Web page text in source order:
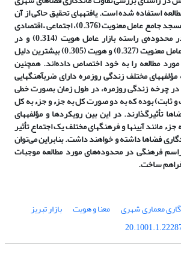
استفاده شده است. یافته­های تحقیق حاکی از آن
عامل معنویت (0.376)، اجتماعی –اقتصادی
و کارکردی (0.352)، در محدوده‌ی راسته بازار عامل هویت (0.314) و در
محدوده‌ی صاحب‌الامر عامل معنویت (0.327) و هویت (0.305) بیشترین دلیل
مطالعه را به خود اختصاص داده‌اند. همچنین
مختلف زندگی روزمره دارای ضرب­آهنگ­هایی
چرخه زندگی روزمره، در طول زمان بصورت خطی
ثابت) بوده که به دو صورت کل به جزء و جزء به کل
تأثیرگذارند. در این بین رویکردها و مؤلفه­های
مانند آیین­ها و فرهنگ­های مختلف یک اجتماع تأثیر
فضاها داشته و خواهند داشت. بنابراین می‌توان
فرهنگی در محدوده‌های مورد مطالعه موجبات
فراهم ساخت.
معماری شهری معنا و هویت
بازار تبریز